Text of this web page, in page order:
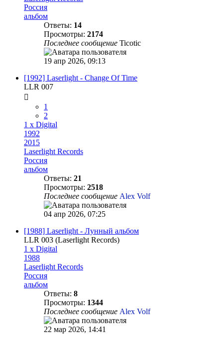
Россия
альбом
Ответы: 14
Просмотры: 2174
Последнее сообщение Ticotic
19 апр 2026, 09:13
[1992] Laserlight - Change Of Time
LLR 007
1
2
1 x Digital
1992
2015
Laserlight Records
Россия
альбом
Ответы: 21
Просмотры: 2518
Последнее сообщение Alex Volf
04 апр 2026, 07:25
[1988] Laserlight - Лунный альбом
LLR 003 (Laserlight Records)
1 x Digital
1988
Laserlight Records
Россия
альбом
Ответы: 8
Просмотры: 1344
Последнее сообщение Alex Volf
22 мар 2026, 14:41